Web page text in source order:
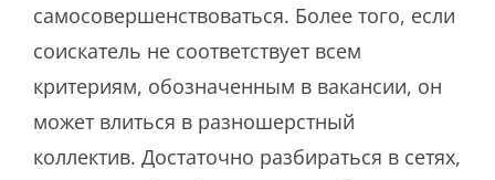
самосовершенствоваться. Более того, если
соискатель не соответствует всем
критериям, обозначенным в вакансии, он
может влиться в разношерстный
коллектив. Достаточно разбираться в сетях,